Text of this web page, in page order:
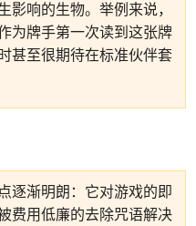
响的生物。举例来说，
为牌手第一次读到这张牌
甚至很期待在标准伙伴套
逐渐明朗：它对游戏的即
费用低廉的去除咒语解决